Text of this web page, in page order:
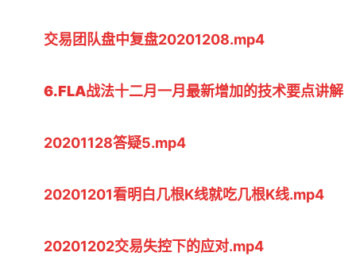
交易团队盘中复盘20201208.mp4
6.FLA战法十二月一月最新增加的技术要点讲解
20201128答疑5.mp4
20201201看明白几根K线就吃几根K线.mp4
20201202交易失控下的应对.mp4